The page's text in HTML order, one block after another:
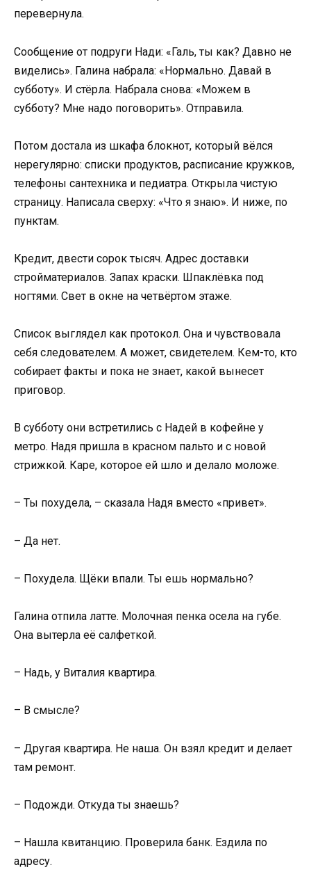
перевернула.
Сообщение от подруги Нади: «Галь, ты как? Давно не
виделись». Галина набрала: «Нормально. Давай в
субботу». И стёрла. Набрала снова: «Можем в
субботу? Мне надо поговорить». Отправила.
Потом достала из шкафа блокнот, который вёлся
нерегулярно: списки продуктов, расписание кружков,
телефоны сантехника и педиатра. Открыла чистую
страницу. Написала сверху: «Что я знаю». И ниже, по
пунктам.
Кредит, двести сорок тысяч. Адрес доставки
стройматериалов. Запах краски. Шпаклёвка под
ногтями. Свет в окне на четвёртом этаже.
Список выглядел как протокол. Она и чувствовала
себя следователем. А может, свидетелем. Кем-то, кто
собирает факты и пока не знает, какой вынесет
приговор.
В субботу они встретились с Надей в кофейне у
метро. Надя пришла в красном пальто и с новой
стрижкой. Каре, которое ей шло и делало моложе.
– Ты похудела, – сказала Надя вместо «привет».
– Да нет.
– Похудела. Щёки впали. Ты ешь нормально?
Галина отпила латте. Молочная пенка осела на губе.
Она вытерла её салфеткой.
– Надь, у Виталия квартира.
– В смысле?
– Другая квартира. Не наша. Он взял кредит и делает
там ремонт.
– Подожди. Откуда ты знаешь?
– Нашла квитанцию. Проверила банк. Ездила по
адресу.